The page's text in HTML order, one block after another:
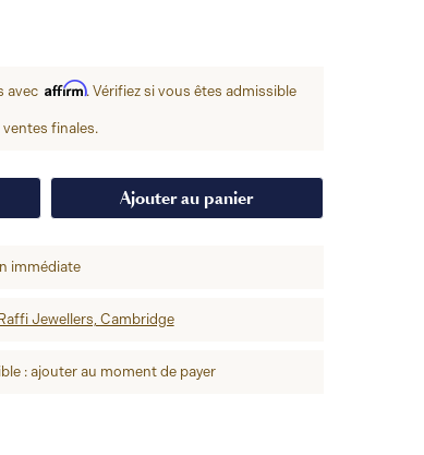
avec Affirm. Vérifiez si vous êtes admissible
finales.
Ajouter au panier
immédiate
Raffi Jewellers, Cambridge
: ajouter au moment de payer